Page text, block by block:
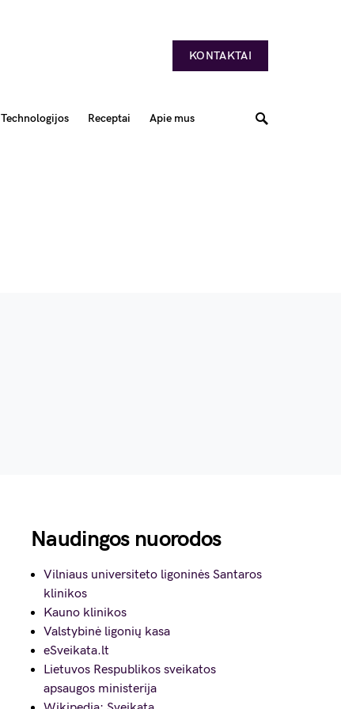
KONTAKTAI
Technologijos Receptai Apie mus
Naudingos nuorodos
Vilniaus universiteto ligoninės Santaros
klinikos
Kauno klinikos
Valstybinė ligonių kasa
eSveikata.lt
Lietuvos Respublikos sveikatos
apsaugos ministerija